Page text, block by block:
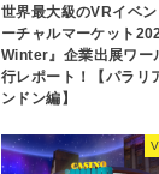
世界最大級のVRイベ
ーチャルマーケット
Winter』企業出展ワー
行レポート！【パラリ
ンドン編】